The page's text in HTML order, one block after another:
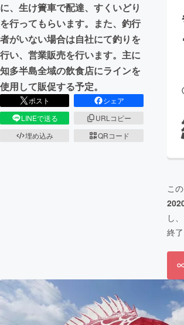
CAMPFIRE for Social Good
CAMPFIREふるさと納税machi-ya コ
に、生け簀車で配達、すくいどり
を行ってもらいます。また、釣行
者がいない場合は自社にて釣りを
行い、営業販売を行います。主に
知多半島全域の飲食店にラインを
使用して販促する予定。
ポスト
シェア
LINEで送る
URLコピー
埋め込み
QRコード
こ
し、
終